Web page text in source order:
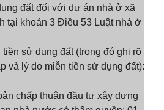
đất đối với dự án nhà ở xã
tại khoản 3 Điều 53 Luật nhà ở
sử dụng đất (trong đó ghi rõ
và lý do miễn tiền sử dụng đất):
chấp thuận đầu tư xây dựng